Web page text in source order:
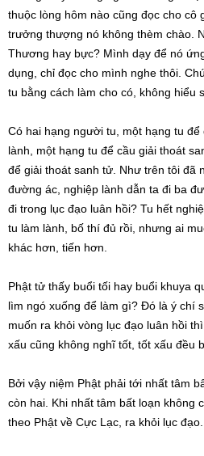
thuộc lòng hôm nào cũng đọc cho cô
trưởng thượng nó không thèm chào.
Thương hay bực? Mình dạy để nó
dụng, chỉ đọc cho mình nghe thôi.
tu bằng cách làm cho có, không hiểu
Có hai hạng người tu, một hạng tu
lành, một hạng tu để cầu giải thoát
để giải thoát sanh tử. Như trên tôi đã
đường ác, nghiệp lành dẫn ta đi ba
đi trong lục đạo luân hồi? Tu hết
tu làm lành, bố thí đủ rồi, nhưng ai
khác hơn, tiến hơn.
Phật tử thấy buổi tối hay buổi khuya
lìm ngó xuống để làm gì? Đó là ý chí
muốn ra khỏi vòng lục đạo luân hồi
xấu cũng không nghĩ tốt, tốt xấu đều
Bởi vậy niệm Phật phải tới nhất tâm
còn hai. Khi nhất tâm bất loạn không
theo Phật về Cực Lạc, ra khỏi lục đạo.